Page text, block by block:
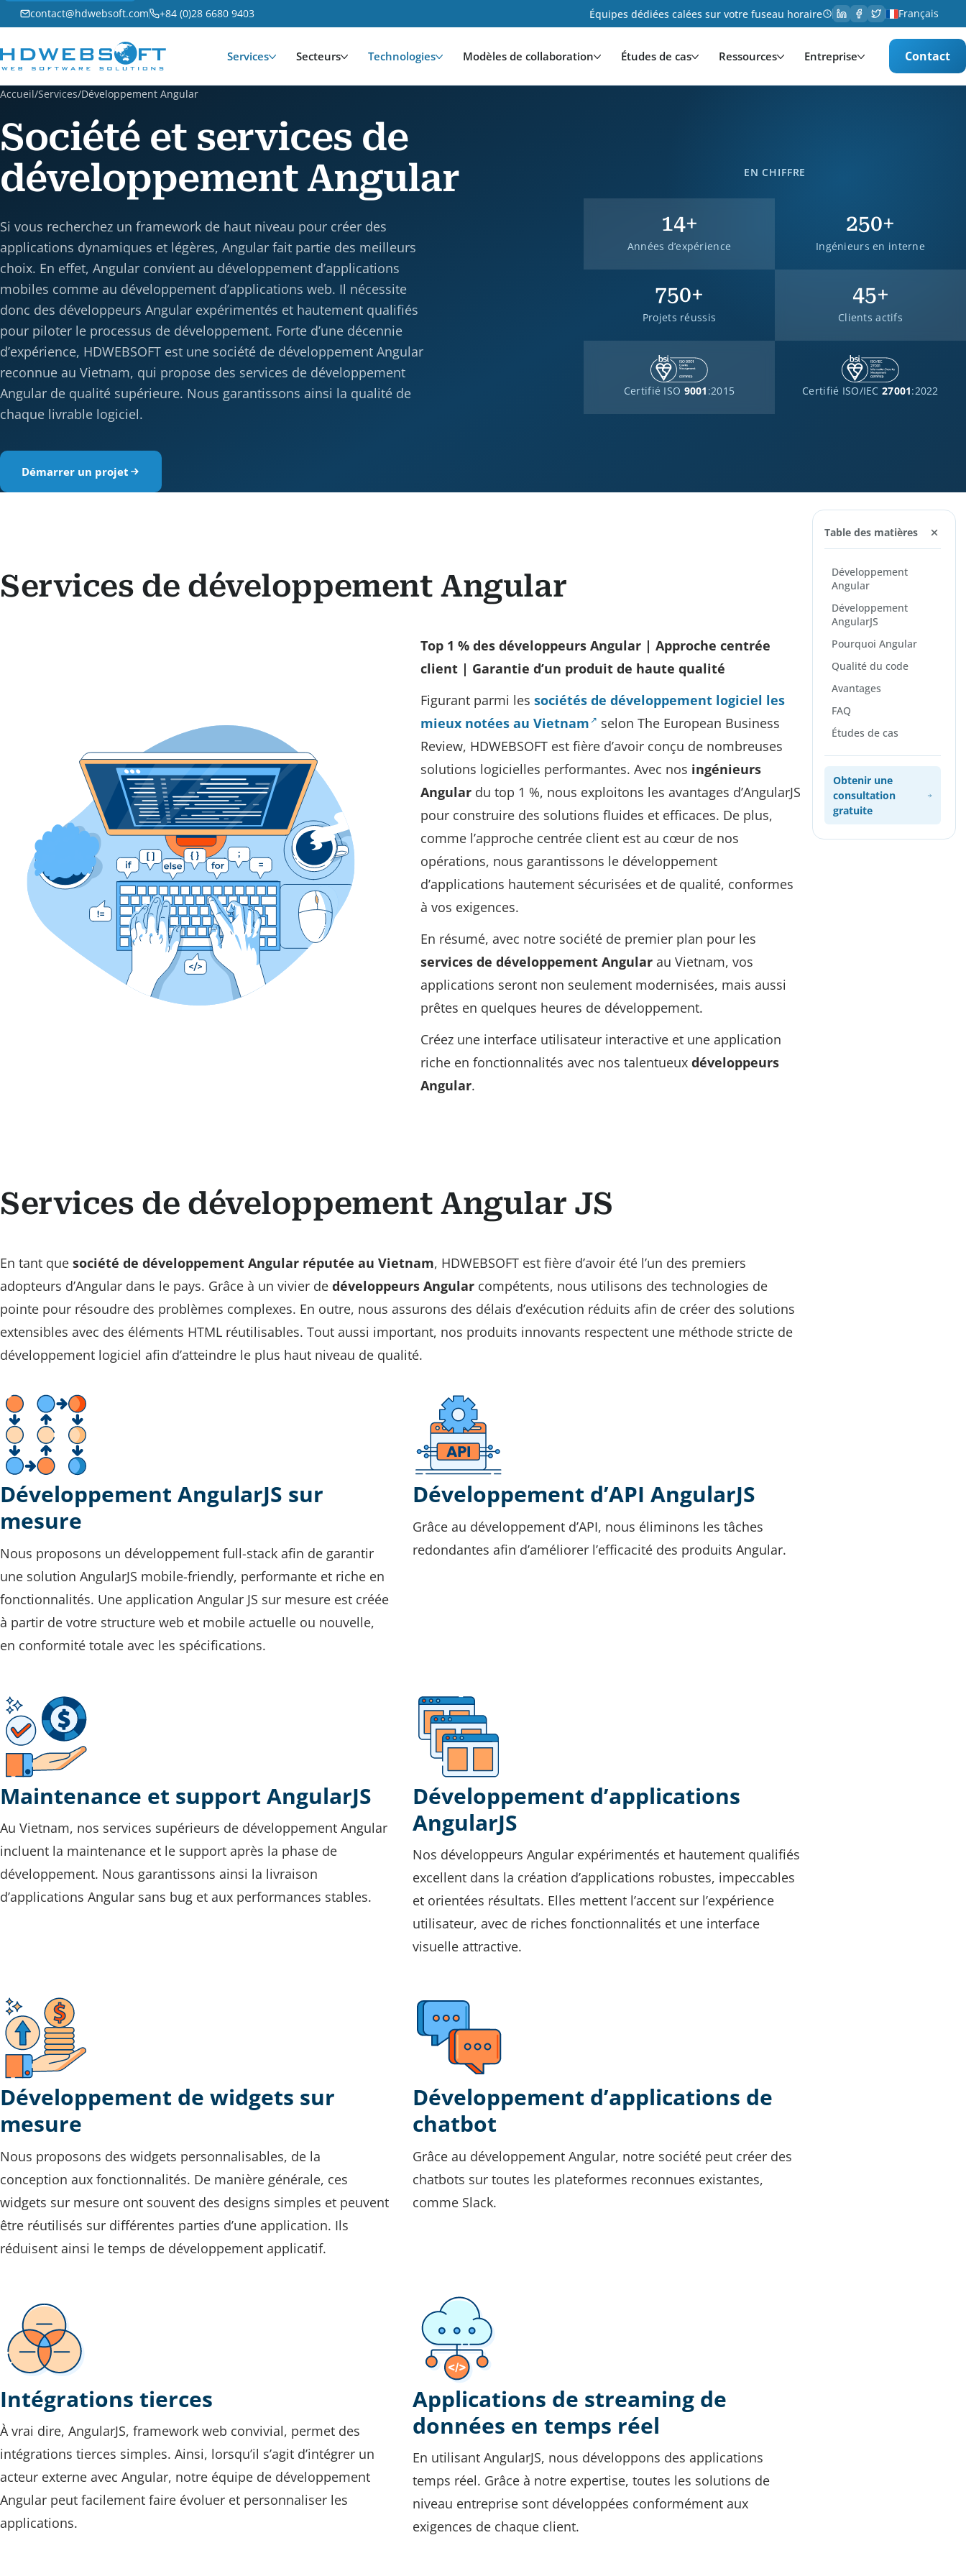
contact@hdwebsoft.com +84 (0)28 6680 9403 Équipes dédiées calées sur votre fuseau horaire Français
Services Secteurs Technologies Modèles de collaboration Études de cas Ressources Entreprise Contact
Accueil/Services/Développement Angular
Société et services de
développement Angular
Si vous recherchez un framework de haut niveau pour créer des
applications dynamiques et légères, Angular fait partie des meilleurs
choix. En effet, Angular convient au développement d’applications
mobiles comme au développement d’applications web. Il nécessite
donc des développeurs Angular expérimentés et hautement qualifiés
pour piloter le processus de développement. Forte d’une décennie
d’expérience, HDWEBSOFT est une société de développement Angular
reconnue au Vietnam, qui propose des services de développement
Angular de qualité supérieure. Nous garantissons ainsi la qualité de
chaque livrable logiciel.
Démarrer un projet
EN CHIFFRE
14+
Années d’expérience
250+
Ingénieurs en interne
750+
Projets réussis
45+
Clients actifs
Certifié ISO 9001 :2015 Certifié ISO/IEC 27001:2022
Services de développement Angular
Top 1 % des développeurs Angular | Approche centrée
client | Garantie d’un produit de haute qualité
Figurant parmi les sociétés de développement logiciel les
mieux notées au Vietnam
selon The European Business
Review, HDWEBSOFT est fière d’avoir conçu de nombreuses
solutions logicielles performantes. Avec nos ingénieurs
Angulardu top 1 %, nous exploitons les avantages d’AngularJS
pour construire des solutions fluides et efficaces. De plus,
comme l’approche centrée client est au cœur de nos
opérations, nous garantissons le développement
d’applications hautement sécurisées et de qualité, conformes
à vos exigences.
En résumé, avec notre société de premier plan pour les
services de développement Angularau Vietnam, vos
applications seront non seulement modernisées, mais aussi
prêtes en quelques heures de développement.
Créez une interface utilisateur interactive et une application
riche en fonctionnalités avec nos talentueux développeurs
Angular.
Services de développement Angular JS
En tant que société de développement Angular réputée au Vietnam, HDWEBSOFT est fière d’avoir été l’un des premiers
adopteurs d’Angular dans le pays. Grâce à un vivier de développeurs Angular compétents, nous utilisons des technologies de
pointe pour résoudre des problèmes complexes. En outre, nous assurons des délais d’exécution réduits afin de créer des solutions
extensibles avec des éléments HTML réutilisables. Tout aussi important, nos produits innovants respectent une méthode stricte de
développement logiciel afin d’atteindre le plus haut niveau de qualité.
Développement AngularJS sur
mesure
Nous proposons un développement full-stack afin de garantir
une solution AngularJS mobile-friendly, performante et riche en
fonctionnalités. Une application Angular JS sur mesure est créée
à partir de votre structure web et mobile actuelle ou nouvelle,
en conformité totale avec les spécifications.
Développement d’API AngularJS
Grâce au développement d’API, nous éliminons les tâches
redondantes afin d’améliorer l’efficacité des produits Angular.
Maintenance et support AngularJS
Au Vietnam, nos services supérieurs de développement Angular
incluent la maintenance et le support après la phase de
développement. Nous garantissons ainsi la livraison
d’applications Angular sans bug et aux performances stables.
Développement d’applications
AngularJS
Nos développeurs Angular expérimentés et hautement qualifiés
excellent dans la création d’applications robustes, impeccables
et orientées résultats. Elles mettent l’accent sur l’expérience
utilisateur, avec de riches fonctionnalités et une interface
visuelle attractive.
Développement de widgets sur
mesure
Nous proposons des widgets personnalisables, de la
conception aux fonctionnalités. De manière générale, ces
widgets sur mesure ont souvent des designs simples et peuvent
être réutilisés sur différentes parties d’une application. Ils
réduisent ainsi le temps de développement applicatif.
Développement d’applications de
chatbot
Grâce au développement Angular, notre société peut créer des
chatbots sur toutes les plateformes reconnues existantes,
comme Slack.
Intégrations tierces
À vrai dire, AngularJS, framework web convivial, permet des
intégrations tierces simples. Ainsi, lorsqu’il s’agit d’intégrer un
acteur externe avec Angular, notre équipe de développement
Angular peut facilement faire évoluer et personnaliser les
applications.
Applications de streaming de
données en temps réel
En utilisant AngularJS, nous développons des applications
temps réel. Grâce à notre expertise, toutes les solutions de
niveau entreprise sont développées conformément aux
exigences de chaque client.
Table des matières
Développement
Angular
Développement
AngularJS
Pourquoi Angular
Qualité du code
Avantages
FAQ
Études de cas
Obtenir une
consultation
gratuite